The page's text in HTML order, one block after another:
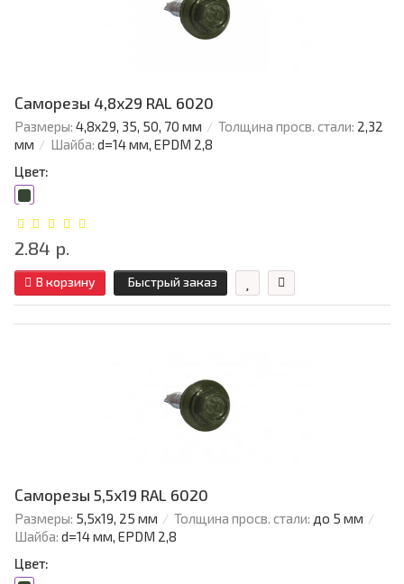
Саморезы 4,8х29 RAL 6020
Размеры: 4,8х29, 35, 50, 70 мм Толщина просв. стали: 2,32
мм
Шайба: d=14 мм, EPDM 2,8
Цвет:
2.84 р.
В корзину Быстрый заказ
Саморезы 5,5х19 RAL 6020
Размеры: 5,5х19, 25 мм Толщина просв. стали: до 5 мм
Шайба: d=14 мм, EPDM 2,8
Цвет: